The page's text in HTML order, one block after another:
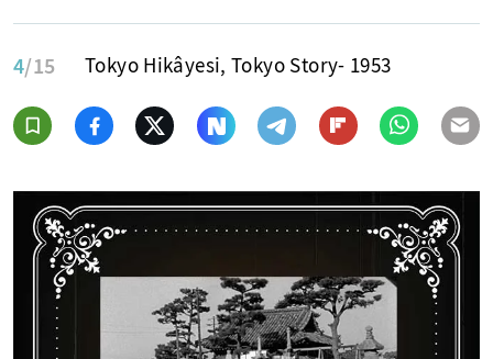
4/15 Tokyo Hikâyesi, Tokyo Story- 1953